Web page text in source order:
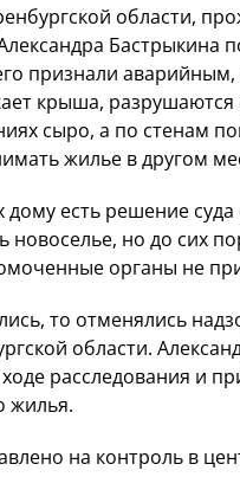
области,
Бастрыкина
признали
крыша,
сыро, а по стенам
жилье в другом
дому есть решение
но до сих
органы не
то отменялись
области.
расследования и
жилья.
на контроль в